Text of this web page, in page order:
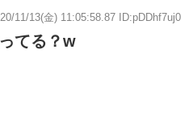
11/13(金) 11:05:58.87 ID:pDDhf7uj0
てる？w